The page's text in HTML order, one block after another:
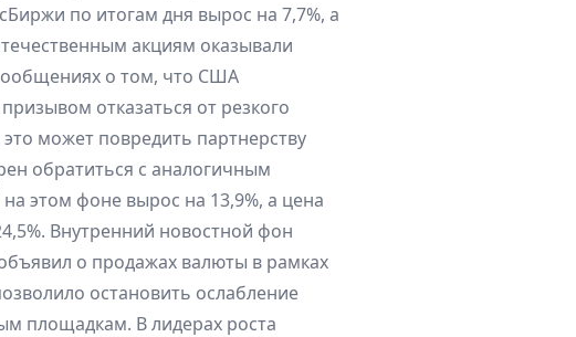
по итогам дня вырос на 7,7%, а
акциям оказывали
о том, что США
отказаться от резкого
может повредить партнерству
обратиться с аналогичным
этом фоне вырос на 13,9%, а цена
Внутренний новостной фон
о продажах валюты в рамках
остановить ослабление
площадкам. В лидерах роста